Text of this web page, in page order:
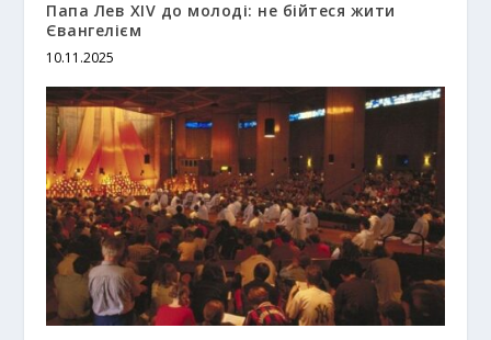
Папа Лев XIV до молоді: не бійтеся жити
Євангелієм
10.11.2025